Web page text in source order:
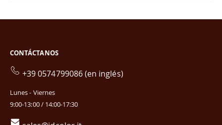
CONTÁCTANOS
+39 0574799086 (en inglés)
Lunes - Viernes
9:00-13:00 / 14:00-17:30